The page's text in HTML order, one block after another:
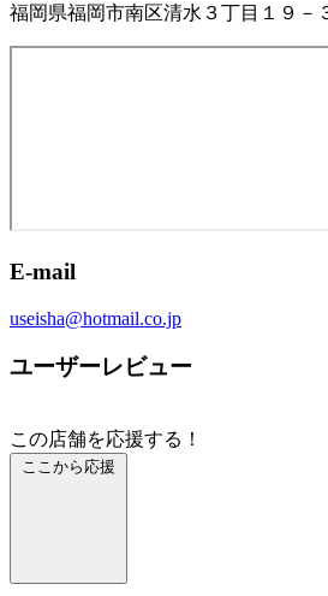
福岡県福岡市南区清水３丁目１９－
E-mail
useisha@hotmail.co.jp
ユーザーレビュー
この店舗を応援する！
ここから応援